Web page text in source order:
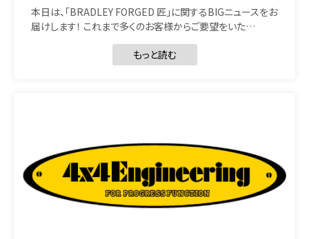
本日は、「BRADLEY FORGED 匠」に関するBIGニュースをお
届けします！ これまで多くのお客様からご要望をいた…
もっと読む